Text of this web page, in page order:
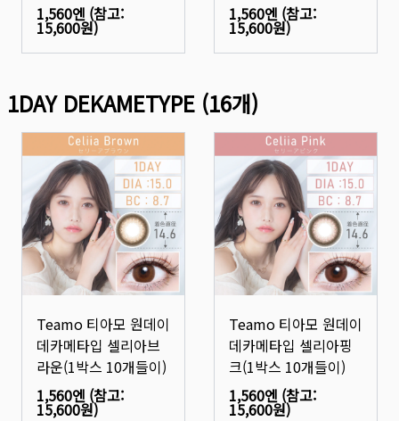
1,560엔 (참고:
15,600원)
1,560엔 (참고:
15,600원)
1DAY DEKAMETYPE (16개)
Teamo 티아모 원데이
데카메타입 셀리아브
라운(1박스 10개들이)
1,560엔 (참고:
15,600원)
Teamo 티아모 원데이
데카메타입 셀리아핑
크(1박스 10개들이)
1,560엔 (참고:
15,600원)